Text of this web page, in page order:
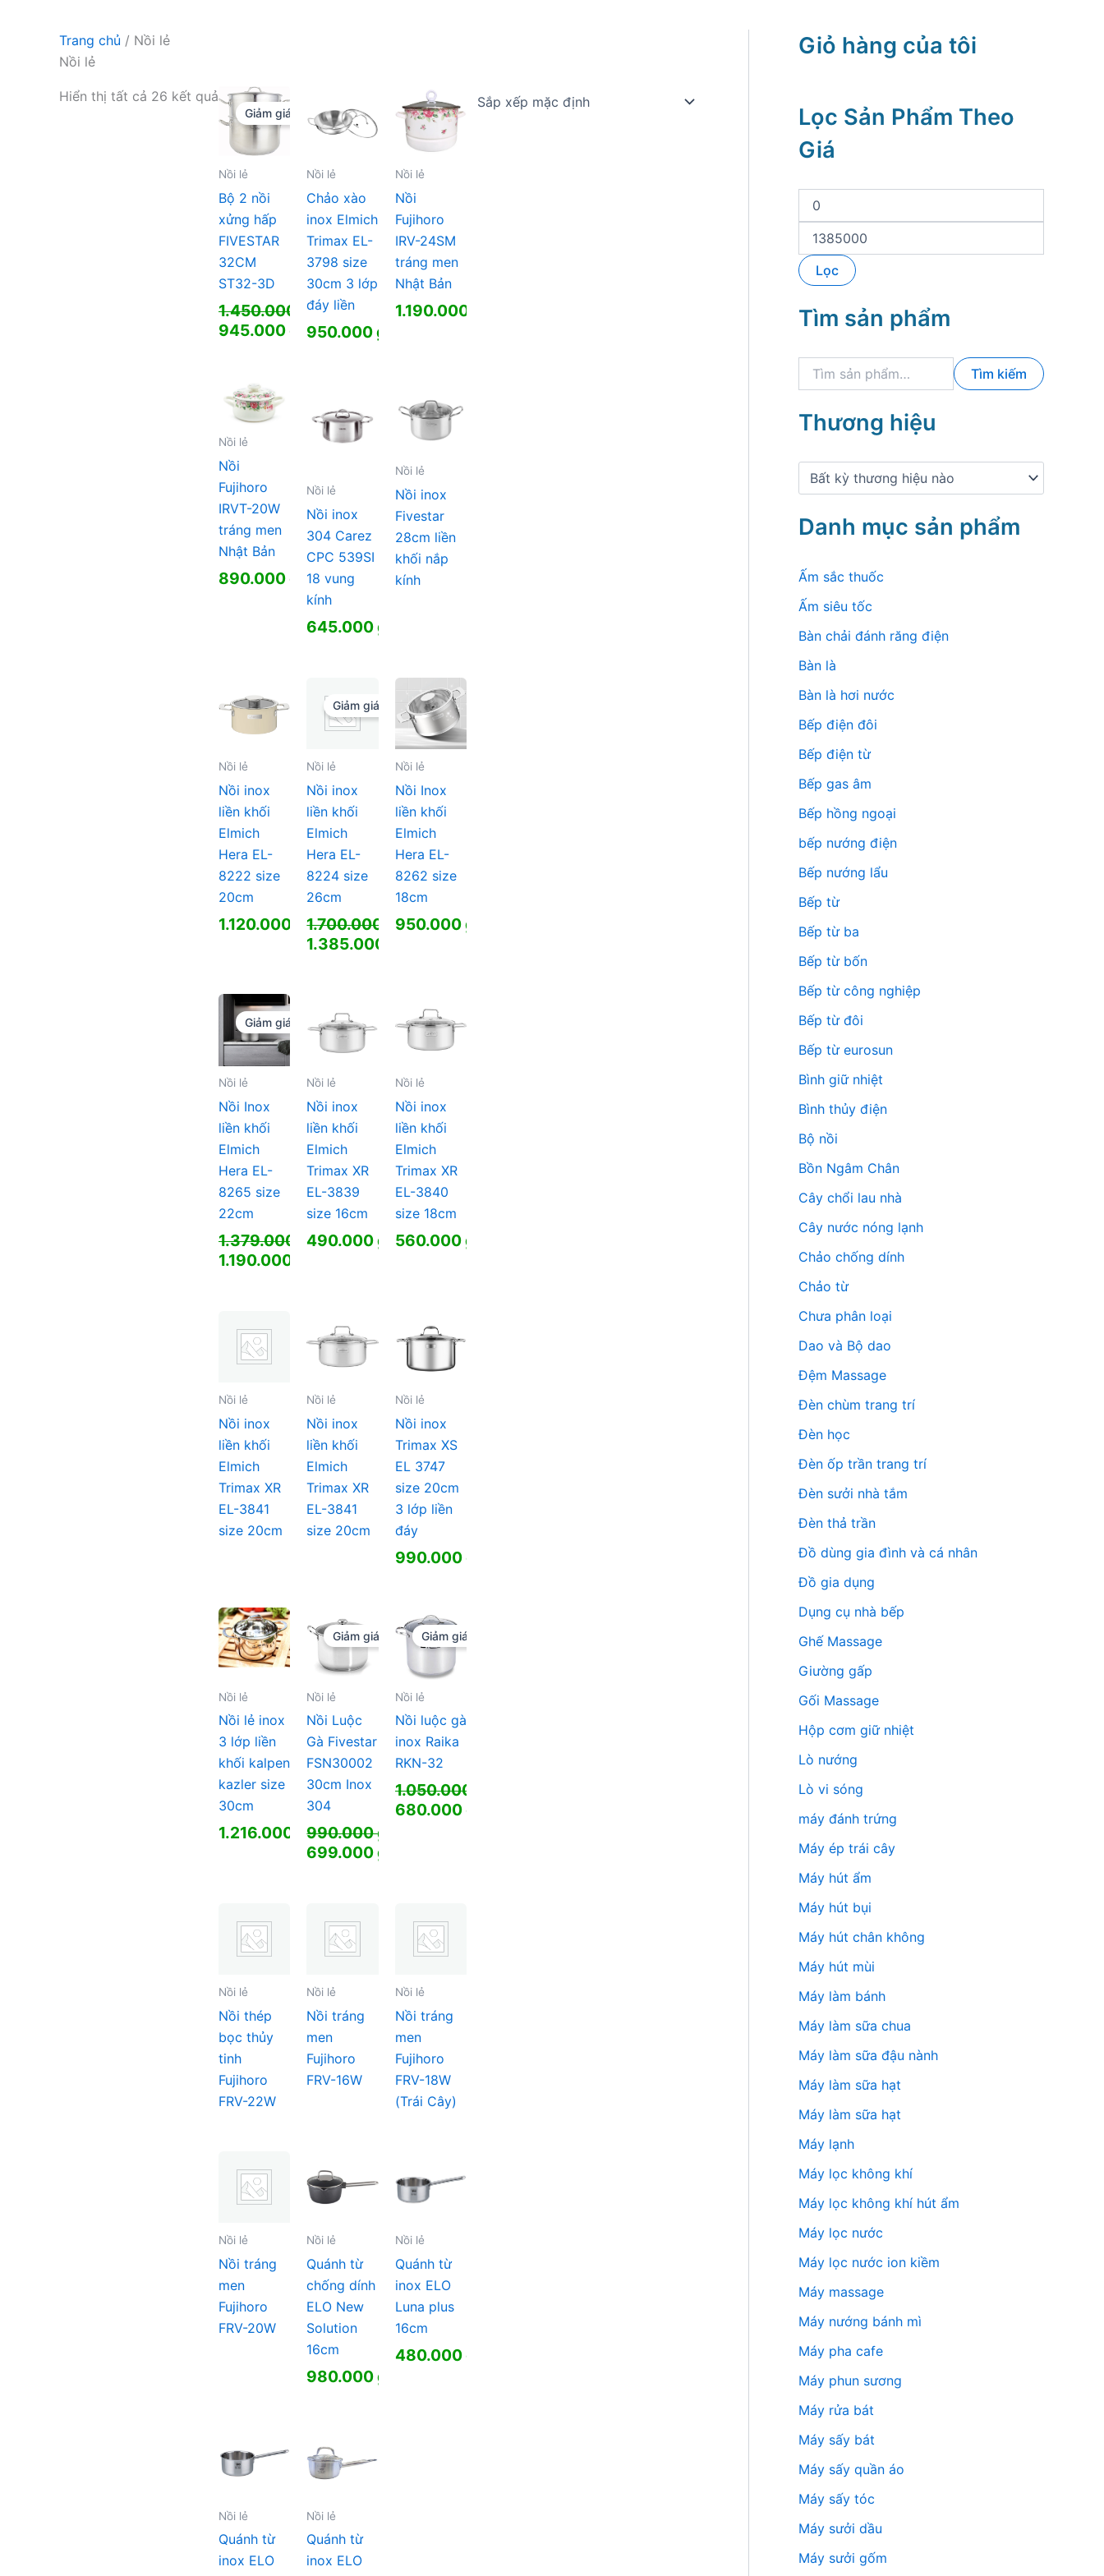
Trang chủ / Nồi lẻ
Nồi lẻ
Hiển thị tất cả 26 kết quả
Giảm giá!
Nồi lẻ
Bộ 2 nồi
xửng hấp
FIVESTAR
32CM
ST32-3D
1.450.000
₫
Giá
1.450.000 ₫.
945.000₫
tại
là:
945.000 ₫.
Nồi lẻ
Chảo xào
inox Elmich
Trimax EL-
3798 size
30cm 3 lớp
đáy liền
950.000₫
Nồi lẻ
Nồi
Fujihoro
IRV-24SM
tráng men
Nhật Bản
1.190.000
Nồi lẻ
Nồi
Fujihoro
IRVT-20W
tráng men
Nhật Bản
890.000₫
Nồi lẻ
Nồi inox
304 Carez
CPC 539SI
18 vung
kính
645.000₫
Nồi lẻ
Nồi inox
Fivestar
28cm liền
khối nắp
kính
Nồi lẻ
Nồi inox
liền khối
Elmich
Hera EL-
8222 size
20cm
1.120.000
Giảm giá!
Nồi lẻ
Nồi inox
liền khối
Elmich
Hera EL-
8224 size
26cm
1.700.000
₫
Giá
1.385.000
là:
1.385.000 ₫.
Nồi lẻ
Nồi Inox
liền khối
Elmich
Hera EL-
8262 size
18cm
950.000₫
Giảm giá!
Nồi lẻ
Nồi Inox
liền khối
Elmich
Hera EL-
8265 size
22cm
1.379.000
₫
Giá
1.190.000
1.190.000 ₫.
Nồi lẻ
Nồi inox
liền khối
Elmich
Trimax XR
EL-3839
size 16cm
490.000₫
Nồi lẻ
Nồi inox
liền khối
Elmich
Trimax XR
EL-3840
size 18cm
560.000₫
Nồi lẻ
Nồi inox
liền khối
Elmich
Trimax XR
EL-3841
size 20cm
Nồi lẻ
Nồi inox
liền khối
Elmich
Trimax XR
EL-3841
size 20cm
Nồi lẻ
Nồi inox
Trimax XS
EL 3747
size 20cm
3 lớp liền
đáy
990.000₫
Nồi lẻ
Nồi lẻ inox
3 lớp liền
khối kalpen
kazler size
30cm
1.216.000
Giảm giá!
Nồi lẻ
Nồi Luộc
Gà Fivestar
FSN30002
30cm Inox
304
990.000₫
Giá
699.000₫
699.000 ₫.
Giảm giá!
Nồi lẻ
Nồi luộc gà
inox Raika
RKN-32
1.050.000
Giá
680.000₫
Nồi lẻ
Nồi thép
bọc thủy
tinh
Fujihoro
FRV-22W
Nồi lẻ
Nồi tráng
men
Fujihoro
FRV-16W
Nồi lẻ
Nồi tráng
men
Fujihoro
FRV-18W
(Trái Cây)
Nồi lẻ
Nồi tráng
men
Fujihoro
FRV-20W
Nồi lẻ
Quánh từ
chống dính
ELO New
Solution
16cm
980.000₫
Nồi lẻ
Quánh từ
inox ELO
Luna plus
16cm
480.000₫
Nồi lẻ
Quánh từ
inox ELO
Nồi lẻ
Quánh từ
inox ELO
Giỏ hàng của tôi
Lọc Sản Phẩm Theo
Giá
ố
i
h
u
á
t
i
đ
Lọc
Tìm sản phẩm
k
m
Tìm kiếm
Thương hiệu
Danh mục sản phẩm
Ấm sắc thuốc
Ấm siêu tốc
Bàn chải đánh răng điện
Bàn là
Bàn là hơi nước
Bếp điện đôi
Bếp điện từ
Bếp gas âm
Bếp hồng ngoại
bếp nướng điện
Bếp nướng lẩu
Bếp từ
Bếp từ ba
Bếp từ bốn
Bếp từ công nghiệp
Bếp từ đôi
Bếp từ eurosun
Bình giữ nhiệt
Bình thủy điện
Bộ nồi
Bồn Ngâm Chân
Cây chổi lau nhà
Cây nước nóng lạnh
Chảo chống dính
Chảo từ
Chưa phân loại
Dao và Bộ dao
Đệm Massage
Đèn chùm trang trí
Đèn học
Đèn ốp trần trang trí
Đèn sưởi nhà tắm
Đèn thả trần
Đồ dùng gia đình và cá nhân
Đồ gia dụng
Dụng cụ nhà bếp
Ghế Massage
Giường gấp
Gối Massage
Hộp cơm giữ nhiệt
Lò nướng
Lò vi sóng
máy đánh trứng
Máy ép trái cây
Máy hút ẩm
Máy hút bụi
Máy hút chân không
Máy hút mùi
Máy làm bánh
Máy làm sữa chua
Máy làm sữa đậu nành
Máy làm sữa hạt
Máy làm sữa hạt
Máy lạnh
Máy lọc không khí
Máy lọc không khí hút ẩm
Máy lọc nước
Máy lọc nước ion kiềm
Máy massage
Máy nướng bánh mì
Máy pha cafe
Máy phun sương
Máy rửa bát
Máy sấy bát
Máy sấy quần áo
Máy sấy tóc
Máy sưởi dầu
Máy sưởi gốm